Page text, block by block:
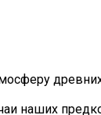
наших